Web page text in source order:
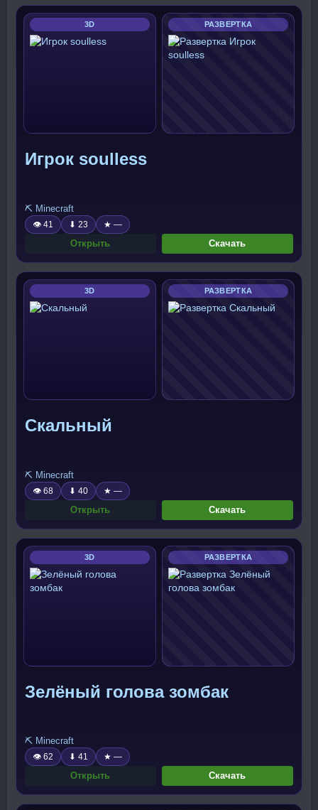
3D РАЗВЕРТКА
Игрок soulless
⛏️ Minecraft
👁 41 ⬇ 23 ★ —
Открыть Скачать
3D РАЗВЕРТКА
Скальный
⛏️ Minecraft
👁 68 ⬇ 40 ★ —
Открыть Скачать
3D РАЗВЕРТКА
Зелёный голова зомбак
⛏️ Minecraft
👁 62 ⬇ 41 ★ —
Открыть Скачать